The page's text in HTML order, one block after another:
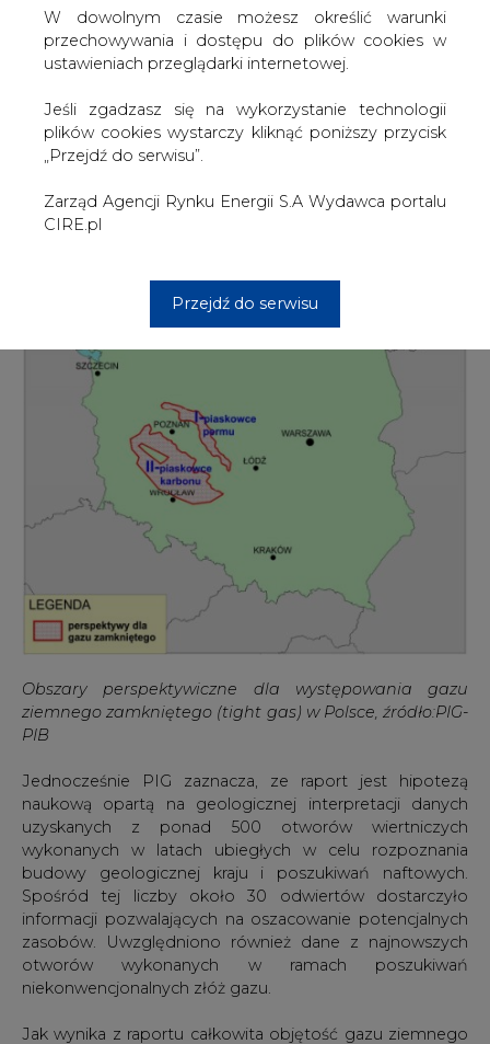
W dowolnym czasie możesz określić warunki
przechowywania i dostępu do plików cookies w
ustawieniach przeglądarki internetowej.
Jeśli zgadzasz się na wykorzystanie technologii
plików cookies wystarczy kliknąć poniższy przycisk
„Przejdź do serwisu”.
Zarząd Agencji Rynku Energii S.A Wydawca portalu
CIRE.pl
Przejdź do serwisu
W Raporcie PIG poddał analizie trzy kompleksy
geologiczne najbardziej perspektywiczne w świetle
obecnego stanu wiedzy. Są one zlokalizowane w strefie
części basenu bałtyckiego. Instytut podkreśla
jednocześnie, że oszacowana wielkość zasobów w tych
rejonach dotyczy całkowitej objętości gazu w skałach, co
zasobów geologicznych (in place resources).
Obszary perspektywiczne dla występowania gazu
ziemnego zamkniętego (tight gas) w Polsce, źródło:PIG-
PIB
Jednocześnie PIG zaznacza, ze raport jest hipotezą
naukową opartą na geologicznej interpretacji danych
uzyskanych z ponad 500 otworów wiertniczych
wykonanych w latach ubiegłych w celu rozpoznania
budowy geologicznej kraju i poszukiwań naftowych.
Spośród tej liczby około 30 odwiertów dostarczyło
informacji pozwalających na oszacowanie potencjalnych
zasobów. Uwzględniono również dane z najnowszych
otworów wykonanych w ramach poszukiwań
niekonwencjonalnych złóż gazu.
Jak wynika z raportu całkowita objętość gazu ziemnego